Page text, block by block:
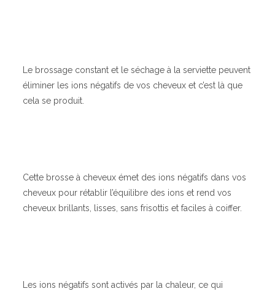
Le brossage constant et le séchage à la serviette peuvent
éliminer les ions négatifs de vos cheveux et c’est là que
cela se produit.
Cette brosse à cheveux émet des ions négatifs dans vos
cheveux pour rétablir l’équilibre des ions et rend vos
cheveux brillants, lisses, sans frisottis et faciles à coiffer.
Les ions négatifs sont activés par la chaleur, ce qui